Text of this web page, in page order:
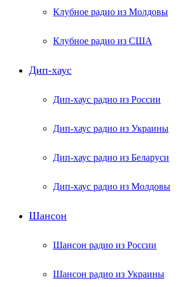
Клубное радио из Молдовы
Клубное радио из США
Дип-хаус
Дип-хаус радио из России
Дип-хаус радио из Украины
Дип-хаус радио из Беларуси
Дип-хаус радио из Молдовы
Шансон
Шансон радио из России
Шансон радио из Украины